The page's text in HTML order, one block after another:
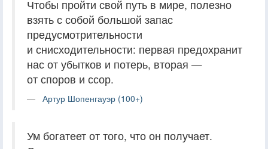
Чтобы пройти свой путь в мире, полезно
взять с собой большой запас
предусмотрительности
и снисходительности: первая предохранит
нас от убытков и потерь, вторая —
от споров и ссор.
Артур Шопенгауэр (100+)
Ум богатеет от того, что он получает.